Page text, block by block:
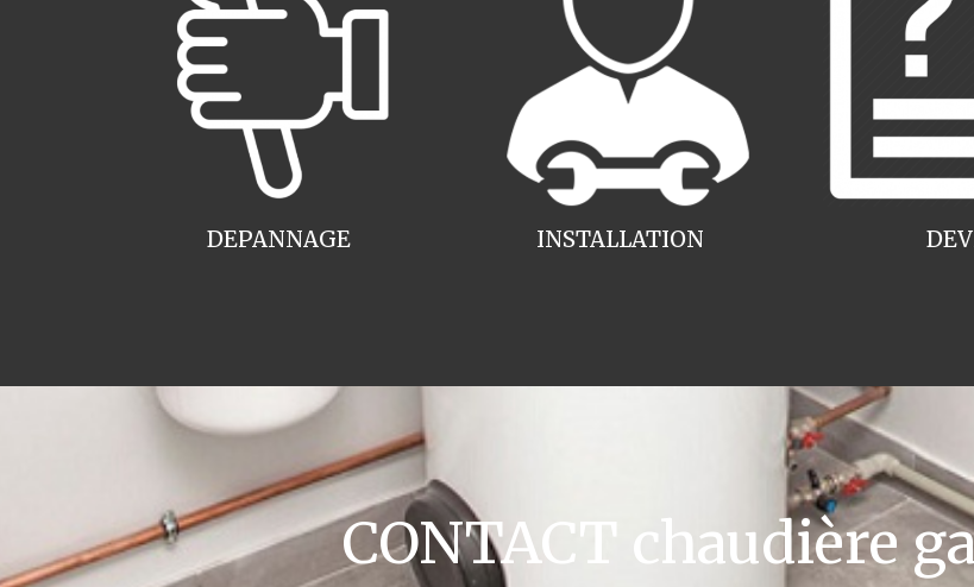
INSTALLATION
DEPANNAGE
CONTACT chaudière